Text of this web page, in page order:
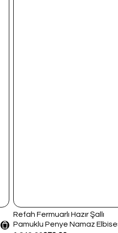
Refah Fermuarlı Hazır Şallı
Pamuklu Penye Namaz